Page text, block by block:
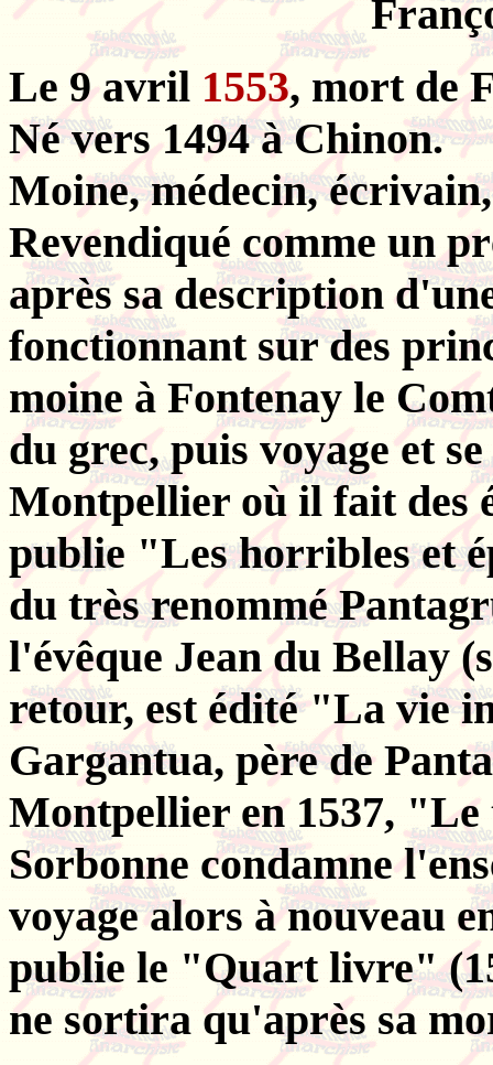
Le 9 avril 1553, mort de
Né vers 1494 à Chinon.
Moine, médecin,
Revendiqué comme un
après sa description
fonctionnant sur des
moine à Fontenay le
du grec, puis voyage et
Montpellier où il fait des
publie "Les horribles et
du très renommé
l'évêque Jean du Bellay
retour, est édité "La vie
Gargantua, père de
Montpellier en 1537,
Sorbonne condamne
voyage alors à nouveau
publie le "Quart livre"
ne sortira qu'après sa